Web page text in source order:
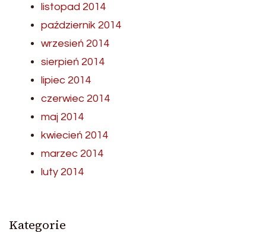
listopad 2014
październik 2014
wrzesień 2014
sierpień 2014
lipiec 2014
czerwiec 2014
maj 2014
kwiecień 2014
marzec 2014
luty 2014
Kategorie